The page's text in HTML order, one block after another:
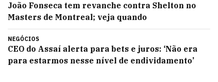
João Fonseca tem revanche contra Shelton no
Masters de Montreal; veja quando
NEGÓCIOS
CEO do Assaí alerta para bets e juros: ‘Não era
para estarmos nesse nível de endividamento’